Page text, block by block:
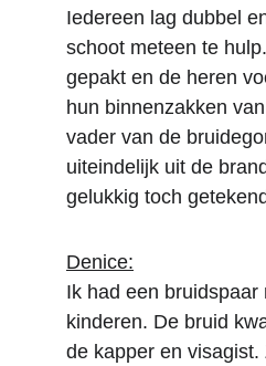
Iedereen lag dubbel
schoot meteen te
gepakt en de heren
hun binnenzakken
vader van de
uiteindelijk uit de
gelukkig toch
Denice:
Ik had een bruidspaar
kinderen. De bruid
de kapper en visagist.